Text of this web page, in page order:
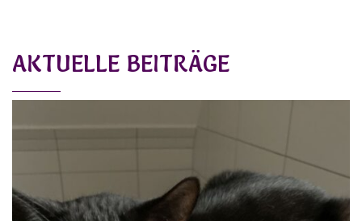
AKTUELLE BEITRÄGE